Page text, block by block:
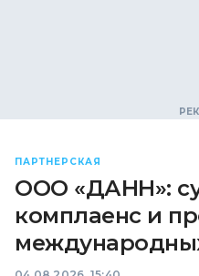
ПАРТНЕРСКАЯ
ООО «ДАНН»:
комплаенс и